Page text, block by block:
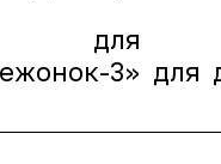
для
3» для